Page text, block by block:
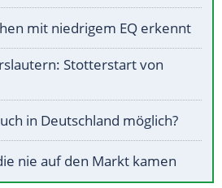
mit niedrigem EQ erkennt
Stotterstart von
in Deutschland möglich?
nie auf den Markt kamen